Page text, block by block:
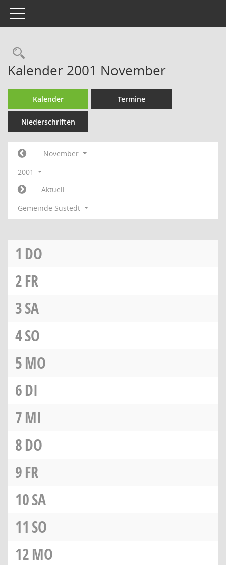
Toggle navigation
Rechercheauswahl
Kalender 2001 November
Kalender Termine
Niederschriften
November
2001
Aktuell
Gemeinde Süstedt
1 DO
2FR
3SA
4SO
5MO
6DI
7MI
8DO
9FR
10SA
11 SO
12MO